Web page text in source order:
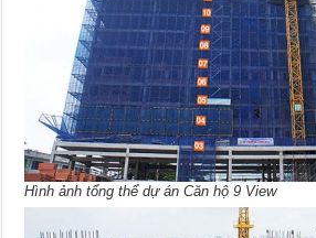
Hình ảnh tổng thể dự án Căn hộ 9 View